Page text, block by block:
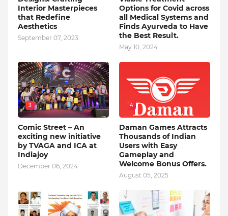
Interior Masterpieces
that Redefine
Aesthetics
September 07, 2023
Options for Covid across
all Medical Systems and
Finds Ayurveda to Have
the Best Result.
May 10, 2024
3
Comic Street – An
exciting new initiative
by TVAGA and ICA at
Indiajoy
December 06, 2024
4
Daman Games Attracts
Thousands of Indian
Users with Easy
Gameplay and
Welcome Bonus Offers.
August 05, 2025